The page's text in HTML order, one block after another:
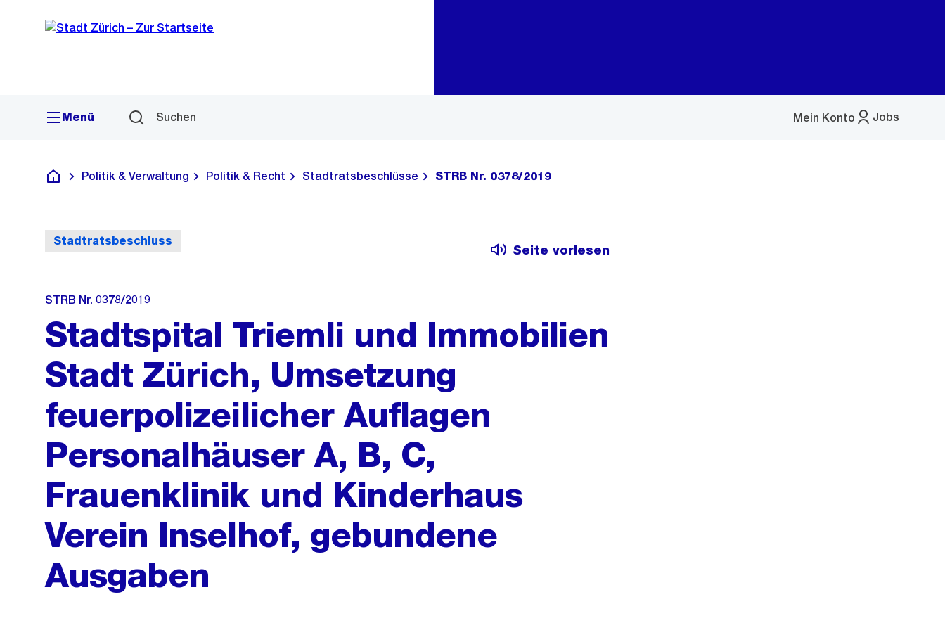
Navigation
Sprunglink
Menü Suchen Jobs
Mein Konto
Menü
Deutsch
Politik & Verwaltung Politik & Recht Stadtratsbeschlüsse STRB Nr. 0378/2019
Stadtratsbeschluss
Seite vorlesen
STRB Nr. 0378/2019
Stadtspital Triemli und Immobilien
Stadt Zürich, Umsetzung
feuerpolizeilicher Auflagen
Personalhäuser A, B, C,
Frauenklinik und Kinderhaus
Verein Inselhof, gebundene
Ausgaben